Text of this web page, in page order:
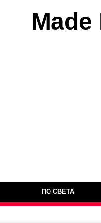
Made
ПО СВЕТА